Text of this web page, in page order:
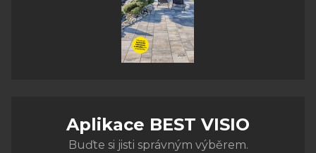
Aplikace BEST VISIO
Buďte si jisti správným výběrem.